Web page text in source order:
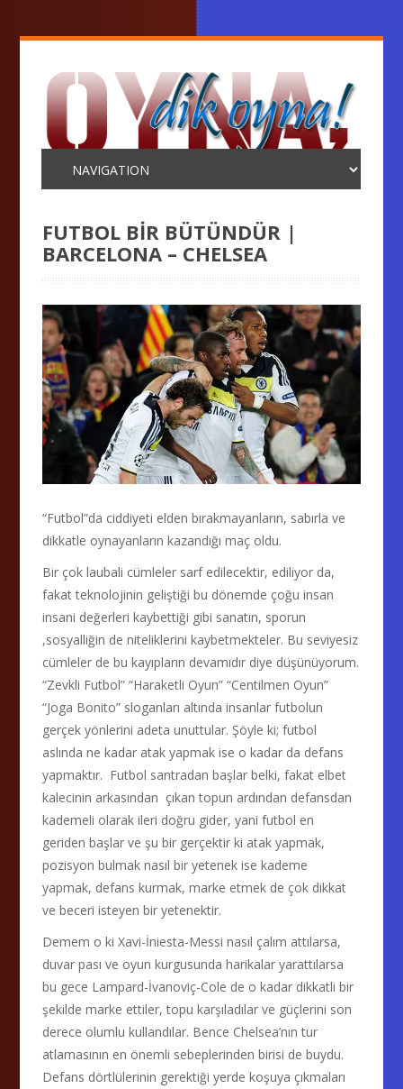
FUTBOL BİR BÜTÜNDÜR |
BARCELONA – CHELSEA
“Futbol”da ciddiyeti elden bırakmayanların, sabırla ve
dikkatle oynayanların kazandığı maç oldu.
Bir çok laubali cümleler sarf edilecektir, ediliyor da,
fakat teknolojinin geliştiği bu dönemde çoğu insan
insani değerleri kaybettiği gibi sanatın, sporun
,sosyalliğin de niteliklerini kaybetmekteler. Bu seviyesiz
cümleler de bu kayıpların devamıdır diye düşünüyorum.
“Zevkli Futbol” “Haraketli Oyun” “Centilmen Oyun”
“Joga Bonito” sloganları altında insanlar futbolun
gerçek yönlerini adeta unuttular. Şöyle ki; futbol
aslında ne kadar atak yapmak ise o kadar da defans
yapmaktır. Futbol santradan başlar belki, fakat elbet
kalecinin arkasından çıkan topun ardından defansdan
kademeli olarak ileri doğru gider, yani futbol en
geriden başlar ve şu bir gerçektir ki atak yapmak,
pozisyon bulmak nasıl bir yetenek ise kademe
yapmak, defans kurmak, marke etmek de çok dikkat
ve beceri isteyen bir yetenektir.
Demem o ki Xavi-İniesta-Messi nasıl çalım attılarsa,
duvar pası ve oyun kurgusunda harikalar yarattılarsa
bu gece Lampard-İvanoviç-Cole de o kadar dikkatli bir
şekilde marke ettiler, topu karşıladılar ve güçlerini son
derece olumlu kullandılar. Bence Chelsea’nın tur
atlamasının en önemli sebeplerinden birisi de buydu.
Defans dörtlülerinin gerektiği yerde koşuya çıkmaları